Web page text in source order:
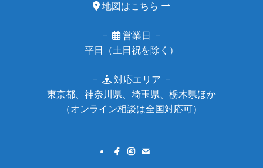
地図はこちら
－
営業日 －
平日（土日祝を除く）
－
対応エリア －
東京都、神奈川県、埼玉県、栃木県ほか
（オンライン相談は全国対応可）